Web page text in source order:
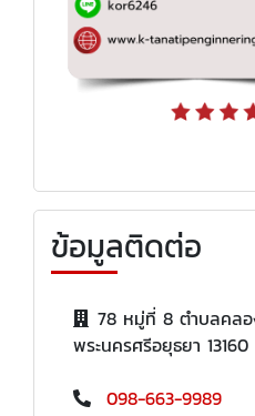
ข้อมูลติดต่อ
78 หมู่ที่ 8 ตำบลคลอ
พระนครศรีอยุธยา 13160
098-663-9989